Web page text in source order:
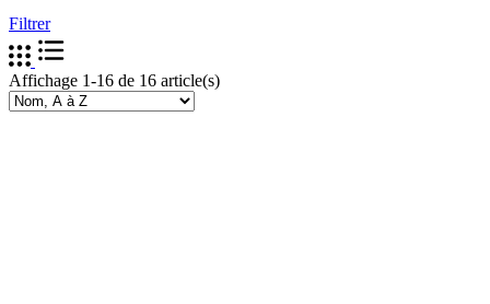
Filtrer
Affichage 1-16 de 16 article(s)